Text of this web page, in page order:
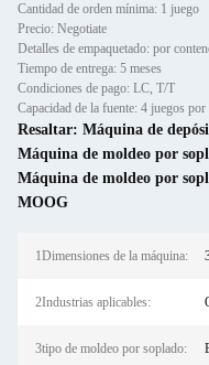
Cantidad de orden mínima: 1 juego
Precio: Negotiate
Detalles de empaquetado: por
Tiempo de entrega: 5 meses
Condiciones de pago: LC, T/T
Capacidad de la fuente: 4 juegos por
Resaltar: Máquina de
Máquina de moldeo por
Máquina de moldeo por
MOOG
1Dimensiones de la máquina:
2Industrias aplicables:
3tipo de moldeo por soplado: